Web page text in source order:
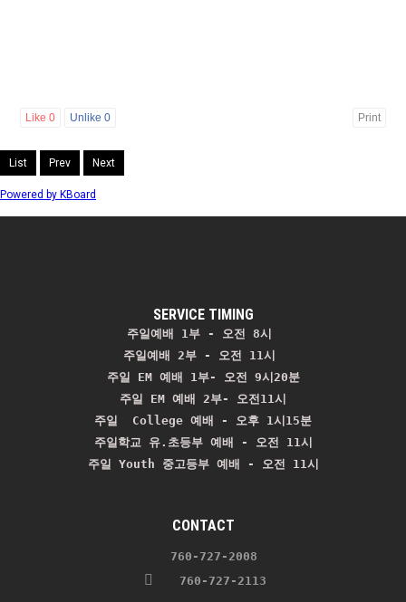
Like 0 Unlike 0 Print
List Prev Next
Powered by KBoard
SERVICE TIMING
주일예배 1부 - 오전 8시
주일예배 2부 - 오전 11시
주일 EM 예배 1부- 오전 9시20분
주일 EM 예배 2부- 오전11시
주일  College 예배 - 오후 1시15분
주일학교 유.초등부 예배 - 오전 11시
주일 Youth 중고등부 예배 - 오전 11시
CONTACT
760-727-2008
760-727-2113